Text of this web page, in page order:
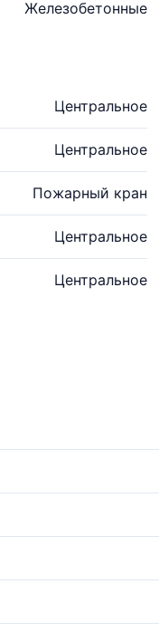
Железобетонные
Центральное
Центральное
Пожарный кран
Центральное
Центральное